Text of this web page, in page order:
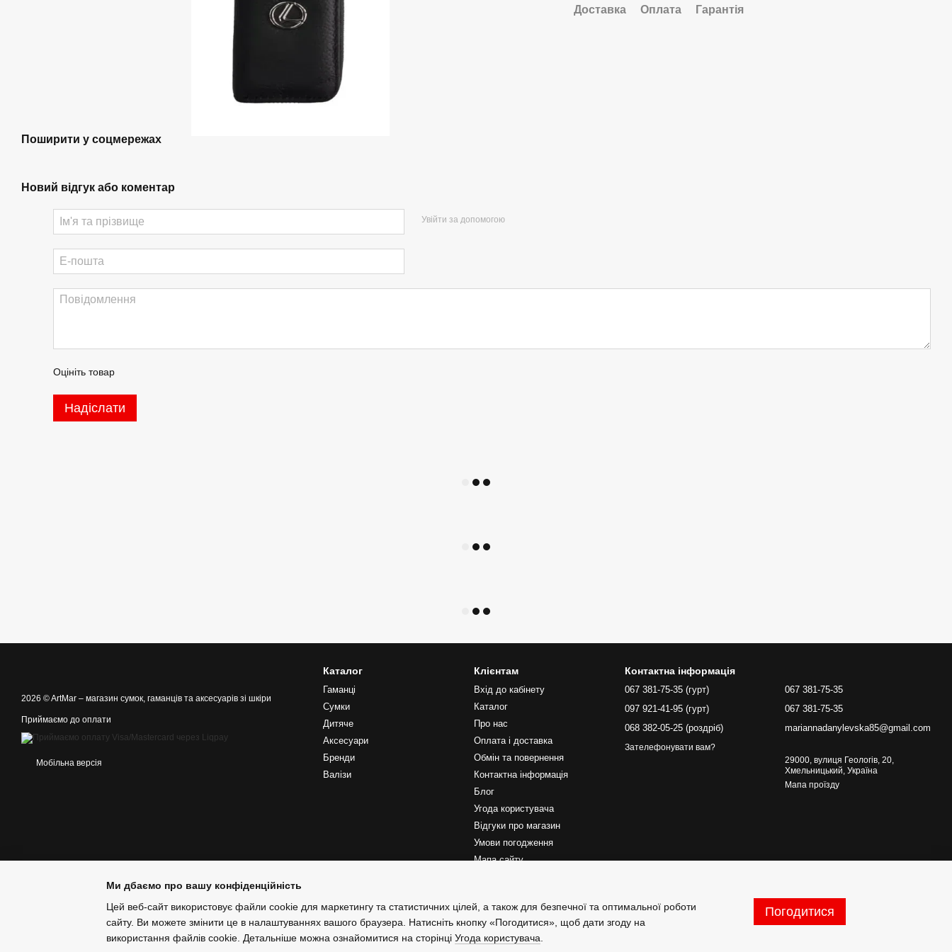
Поширити у соцмережах
Доставка Оплата Гарантія
Новий відгук або коментар
Увійти за допомогою
Оцініть товар
Надіслати
2026 © ArtMar – магазин сумок, гаманців та аксесуарів зі шкіри
Приймаємо до оплати
Мобільна версія
Каталог
Гаманці
Сумки
Дитяче
Аксесуари
Бренди
Валізи
Клієнтам
Вхід до кабінету
Каталог
Про нас
Оплата і доставка
Обмін та повернення
Контактна інформація
Блог
Угода користувача
Відгуки про магазин
Умови погодження
Мапа сайту
Контактна інформація
067 381-75-35 (гурт)
097 921-41-95 (гурт)
068 382-05-25 (роздріб)
Зателефонувати вам?
067 381-75-35
067 381-75-35
mariannadanylevska85@gmail.com
29000, вулиця Геологів, 20,
Хмельницький, Україна
Мапа проїзду
Ми дбаємо про вашу конфіденційність
Цей веб-сайт використовує файли cookie для маркетингу та статистичних цілей, а також для безпечної та оптимальної роботи
сайту. Ви можете змінити це в налаштуваннях вашого браузера. Натисніть кнопку «Погодитися», щоб дати згоду на
використання файлів cookie. Детальніше можна ознайомитися на сторінці Угода користувача
Погодитися